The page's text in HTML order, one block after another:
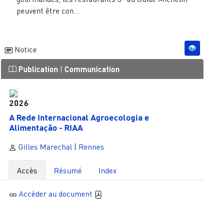
peuvent être con...
Notice
Publication Communication
2026
A Rede Internacional Agroecologia e
Alimentação - RIAA
Gilles Marechal | Rennes
Accès Résumé Index
Accèder au document